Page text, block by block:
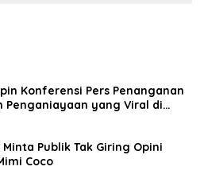
Konferensi Pers Penanganan
Penganiayaan yang Viral di
Publik Tak Giring Opini
Coco